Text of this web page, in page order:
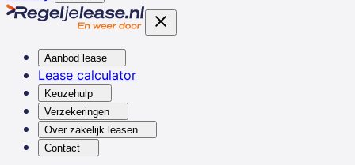
Aanbod lease
Lease calculator
Keuzehulp
Verzekeringen
Over zakelijk leasen
Contact